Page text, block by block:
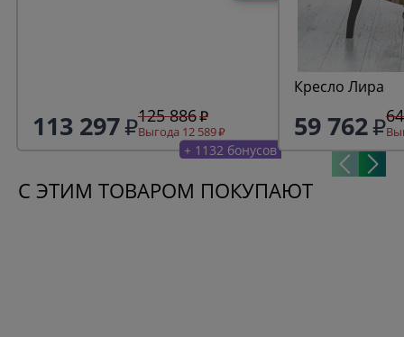
113 297 125 886
Выгода 12 589
+ 1132 бонусов
Кресло Лира
59 762
С ЭТИМ ТОВАРОМ ПОКУПАЮТ